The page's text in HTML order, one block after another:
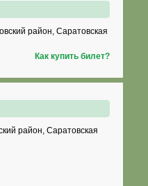
район, Саратовская
Как купить билет?
район, Саратовская